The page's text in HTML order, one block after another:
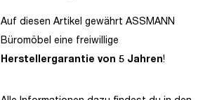
Auf diesen Artikel gewährt ASSMANN
Büromöbel eine freiwillige
Herstellergarantie von 5 Jahren!